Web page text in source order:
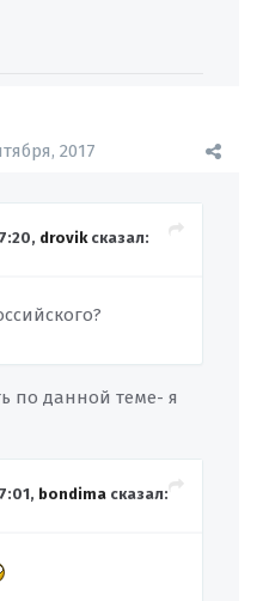
2017
drovikсказал:
по данной теме- я
bondima сказал: